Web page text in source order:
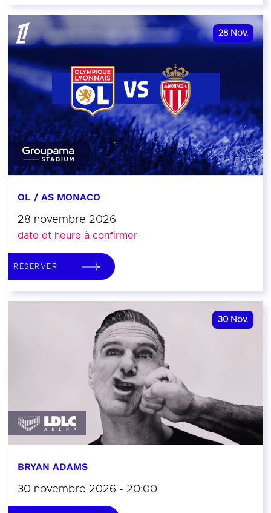
28 Nov.
OL / AS MONACO
28 novembre 2026
date et heure à confirmer
RÉSERVER
30 Nov.
BRYAN ADAMS
30 novembre 2026 - 20:00